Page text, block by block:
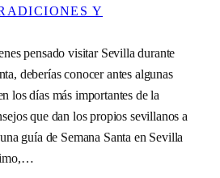
Y
pensado visitar Sevilla durante
deberías conocer antes algunas
los días más importantes de la
que dan los propios sevillanos a
guía de Semana Santa en Sevilla